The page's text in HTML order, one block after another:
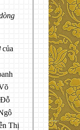
của
Đỗ
Thị